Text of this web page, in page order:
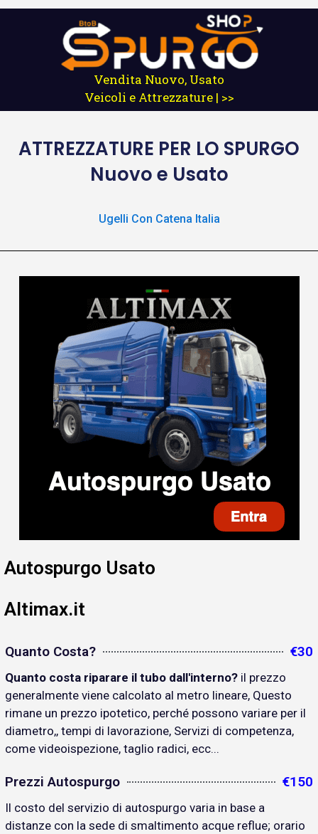
Vendita Nuovo, Usato
Veicoli e Attrezzature | >>
ATTREZZATURE PER LO SPURGO
Nuovo e Usato
Ugelli Con Catena Italia
Autospurgo Usato
Altimax.it
Quanto Costa? €30
Quanto costa riparare il tubo dall'interno? il prezzo
generalmente viene calcolato al metro lineare, Questo
rimane un prezzo ipotetico, perché possono variare per il
diametro,, tempi di lavorazione, Servizi di competenza,
come videoispezione, taglio radici, ecc...
Prezzi Autospurgo €150
Il costo del servizio di autospurgo varia in base a
distanze con la sede di smaltimento acque reflue; orario